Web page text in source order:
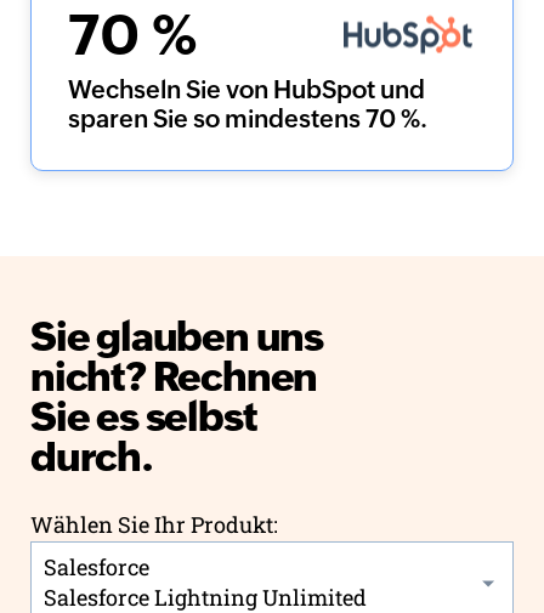
70 %
Wechseln Sie von HubSpot und
sparen Sie so mindestens 70 %.
Sie glauben uns
nicht?Rechnen
Sie es selbst
durch.
Wählen Sie Ihr Produkt:
Salesforce
Salesforce Lightning Unlimited